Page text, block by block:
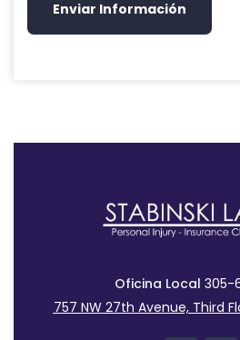
Oficina Local 305-
757 NW 27th Avenue, Third